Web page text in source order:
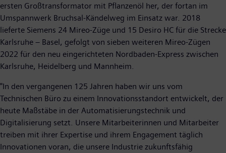
ersten Großtransformator mit Pflanzenöl her, der fortan im
Umspannwerk Bruchsal-Kändelweg im Einsatz war. 2018
lieferte Siemens 24 Mireo-Züge und 15 Desiro HC für die Strecke
Karlsruhe – Basel, gefolgt von sieben weiteren Mireo-Zügen
2022 für den neu eingerichteten Nordbaden-Express zwischen
Karlsruhe, Heidelberg und Mannheim.
"In den vergangenen 125 Jahren haben wir uns vom
Technischen Büro zu einem Innovationsstandort entwickelt, der
heute Maßstäbe in der Automatisierungstechnik und
Digitalisierung setzt. Unsere Mitarbeiterinnen und Mitarbeiter
treiben mit ihrer Expertise und ihrem Engagement täglich
Innovationen voran, die unsere Industrie zukunftsfähig